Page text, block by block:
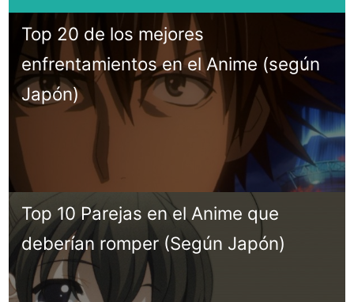
Top 20 de los mejores
enfrentamientos en el Anime (según
Japón)
Top 10 Parejas en el Anime que
deberían romper (Según Japón)